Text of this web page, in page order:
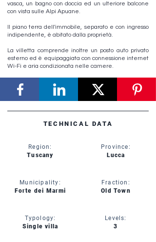
vasca, un bagno con doccia ed un ulteriore balcone
con vista sulle Alpi Apuane.
Il piano terra dell'immobile, separato e con ingresso
indipendente, è abitato dalla proprietà.
La villetta comprende inoltre un posto auto privato
esterno ed è equipaggiata con connessione internet
Wi-Fi e aria condizionata nelle camere.
TECHNICAL DATA
Region:
Tuscany
Municipality:
Forte dei Marmi
Typology:
Single villa
Province:
Lucca
Fraction:
Old Town
Levels:
3